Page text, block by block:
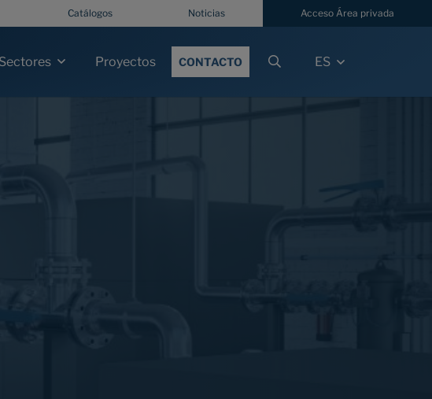
Catálogos Noticias Acceso Área privada
Sectores Proyectos CONTACTO ES